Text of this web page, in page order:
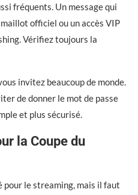
fréquents. Un message qui
officiel ou un accès VIP
Vérifiez toujours la
invitez beaucoup de monde.
de donner le mot de passe
et plus sécurisé.
la Coupe du
pour le streaming, mais il faut